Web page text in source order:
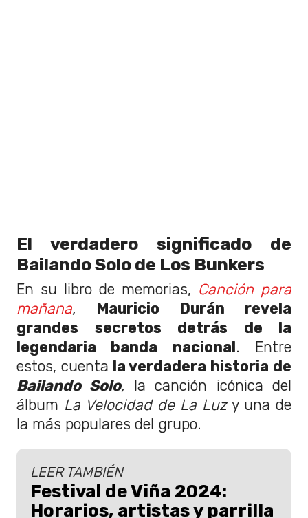
El verdadero significado de
Bailando Solo de Los Bunkers
En su libro de memorias, Canción para
mañana, Mauricio Durán revela
grandes secretos detrás de la
legendaria banda nacional. Entre
estos, cuenta la verdadera historia de
Bailando Solo, la canción icónica del
álbum La Velocidad de La Luzy una de
la más populares del grupo.
LEER TAMBIÉN
Festival de Viña 2024:
Horarios, artistas y parrilla